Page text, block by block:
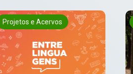
Projetos e Acervos